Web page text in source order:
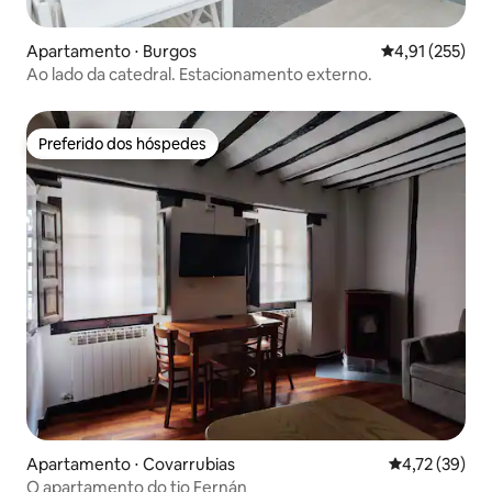
Apartamento ⋅ Burgos 4,91 de uma
4,91 (255)
Ao lado da catedral. Estacionamento externo.
Preferido dos hóspedes
Preferido dos hóspedes
Apartamento ⋅ Covarrubias 4,72 de uma
4,72 (39)
O apartamento do tio Fernán